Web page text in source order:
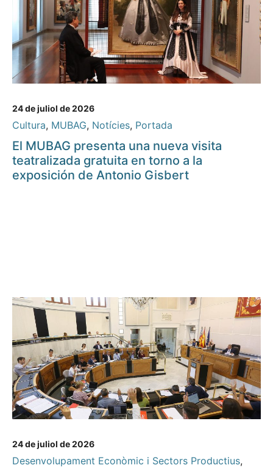
24 de juliol de 2026
Cultura, MUBAG, Notícies, Portada
El MUBAG presenta una nueva visita
teatralizada gratuita en torno a la
exposición de Antonio Gisbert
24 de juliol de 2026
Desenvolupament Econòmic i Sectors Productius,